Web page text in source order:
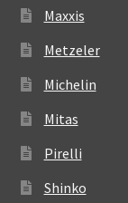
Maxxis
Metzeler
Michelin
Mitas
Pirelli
Shinko